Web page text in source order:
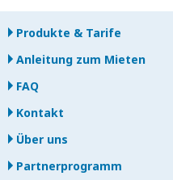
Produkte & Tarife
Anleitung zum Mieten
FAQ
Kontakt
Über uns
Partnerprogramm